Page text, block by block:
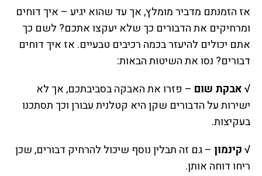
אז הזמנתם מדביר מומלץ, אך עד שהוא יגיע – איך דוחים
ומרחיקים את הדבורים כך שלא יעקצו אתכם? לשם כך
אתם יכולים להיעזר בכמה רכיבים טבעיים. אז איך דוחים
דבורים? נסו את השיטות הבאות:
√ אבקת שום – פזרו את האבקה בסביבתכם, אך לא
ישירות על הדבורים שקן היא קטלנית עבורן וכך תסתכנו
בעקיצות.
√ קינמון – גם זה תבלין נוסף שיכול להרחיק דבורים, שכן
ריחו דוחה אותן.